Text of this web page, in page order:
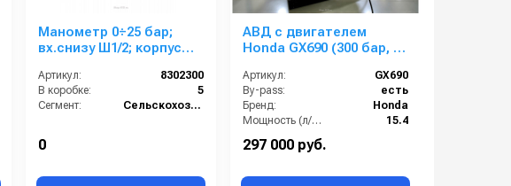
Манометр 0÷25 бар;
вх.снизу Ш1/2; корпус
Артикул:
8302300
В коробке:
5
Сегмент:
Сельскохозяйственный сегмент
0
АВД с двигателем
Honda GX690 (300 бар, 30
Артикул:
GX690
By-pass:
есть
Бренд:
Honda
Мощность (л/с):
15.4
Обороты двигателя, 1/мин:
297 000 руб.